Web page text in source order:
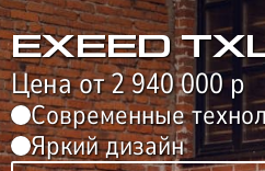
EXEED
Цена от 2 940 000 р
Современные
Яркий дизайн